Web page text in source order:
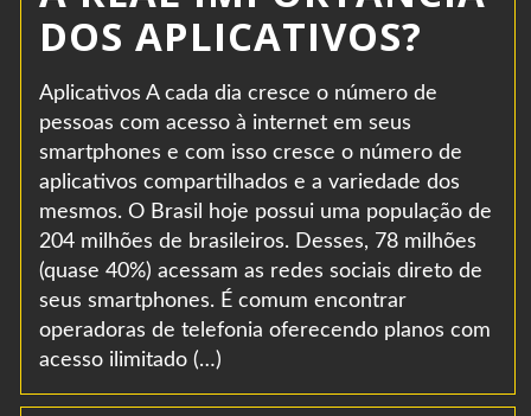
DOS APLICATIVOS?
Aplicativos A cada dia cresce o número de
pessoas com acesso à internet em seus
smartphones e com isso cresce o número de
aplicativos compartilhados e a variedade dos
mesmos. O Brasil hoje possui uma população de
204 milhões de brasileiros. Desses, 78 milhões
(quase 40%) acessam as redes sociais direto de
seus smartphones. É comum encontrar
operadoras de telefonia oferecendo planos com
acesso ilimitado (…)